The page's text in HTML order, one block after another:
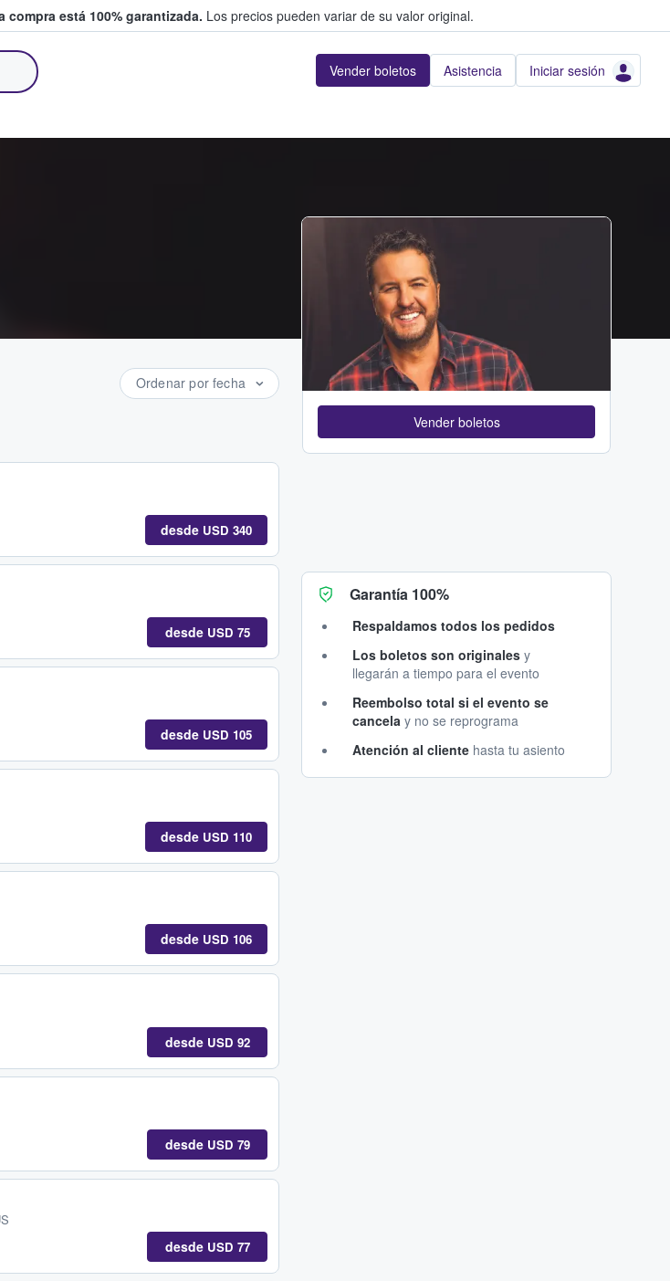
compra está 100% garantizada. Los precios pueden variar de su valor original.
Vender boletos Asistencia Iniciar sesión
Ordenar por fecha
desde USD 340
desde USD 75
desde USD 105
desde USD 110
desde USD 106
desde USD 92
desde USD 79
desde USD 77
Vender boletos
Garantía 100%
Respaldamos todos los pedidos
Los boletos son originales y
llegarán a tiempo para el evento
Reembolso total si el evento se
cancela y no se reprograma
Atención al cliente hasta tu asiento